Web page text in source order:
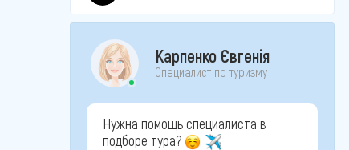
Карпенко Євгенія
Специалист по туризму
Нужна помощь специалиста в
подборе тура?